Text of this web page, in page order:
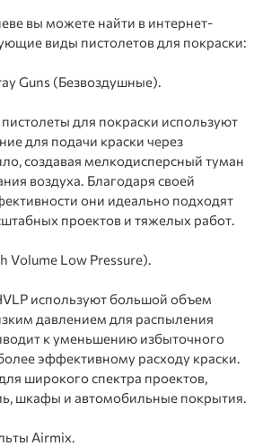
вы можете найти в интернет-
виды пистолетов для покраски:
Guns (Безвоздушные).
для покраски используют
для подачи краски через
создавая мелкодисперсный туман
воздуха. Благодаря своей
они идеально подходят
проектов и тяжелых работ.
Volume Low Pressure).
используют большой объем
давлением для распыления
к уменьшению избыточного
эффективному расходу краски.
широкого спектра проектов,
шкафы и автомобильные покрытия.
Airmix.